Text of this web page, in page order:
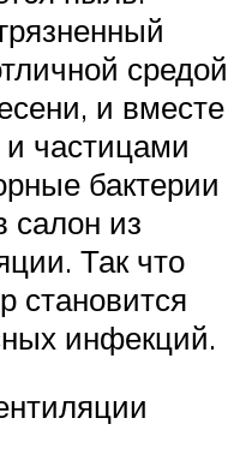
средой
и вместе
частицами
бактерии
салон из
Так что
становится
инфекций.